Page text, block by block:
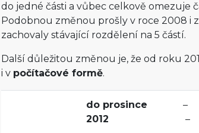
do jedné části a vůbec celkově omezuje
Podobnou změnou prošly v roce 2008 i
zachovaly stávající rozdělení na 5 částí.
Další důležitou změnou je, že od roku
i v počítačové formě.
do prosince
2012
–
–